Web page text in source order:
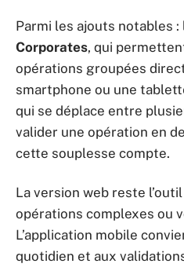
Parmi les ajouts notables :
Corporates, qui
opérations groupées
smartphone ou une
qui se déplace entre
valider une opération en
cette souplesse compte.
La version web reste
opérations complexes ou
L’application mobile
quotidien et aux